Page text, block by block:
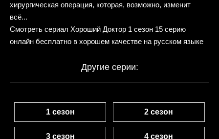
хирургическая операция, которая, возможно, изменит
всё...
Смотреть сериал Хороший Доктор 1 сезон 15 серию
онлайн бесплатно в хорошем качестве на русском языке
Другие серии:
1 сезон 2 сезон
3 сезон 4 сезон